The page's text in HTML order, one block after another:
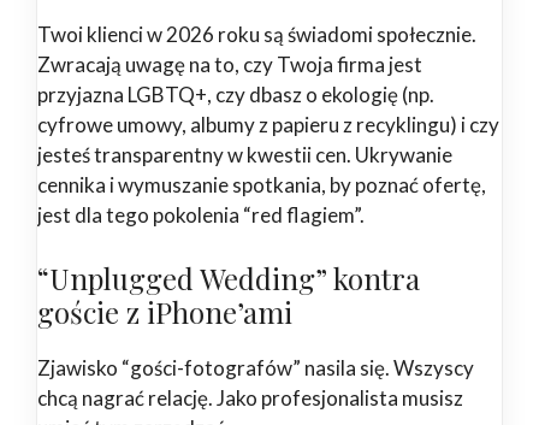
Twoi klienci w 2026 roku są świadomi społecznie.
Zwracają uwagę na to, czy Twoja firma jest
przyjazna LGBTQ+, czy dbasz o ekologię (np.
cyfrowe umowy, albumy z papieru z recyklingu) i czy
jesteś transparentny w kwestii cen. Ukrywanie
cennika i wymuszanie spotkania, by poznać ofertę,
jest dla tego pokolenia “red flagiem”.
“Unplugged Wedding” kontra
goście z iPhone’ami
Zjawisko “gości-fotografów” nasila się. Wszyscy
chcą nagrać relację. Jako profesjonalista musisz